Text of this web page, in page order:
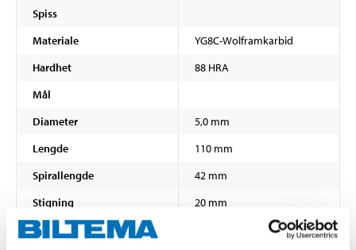
Spiss
Materiale
YG8C-Wolframkarbid
Hardhet
88 HRA
Mål
Diameter
5,0 mm
Lengde
110 mm
Spirallengde
42 mm
Stigning
20 mm